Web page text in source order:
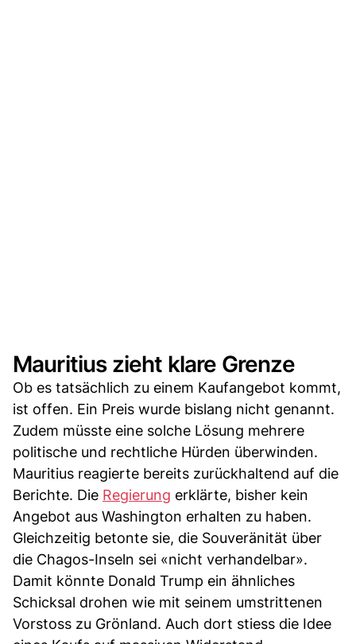
Mauritius zieht klare Grenze
Ob es tatsächlich zu einem Kaufangebot kommt,
ist offen. Ein Preis wurde bislang nicht genannt.
Zudem müsste eine solche Lösung mehrere
politische und rechtliche Hürden überwinden.
Mauritius reagierte bereits zurückhaltend auf die
Berichte. Die Regierung erklärte, bisher kein
Angebot aus Washington erhalten zu haben.
Gleichzeitig betonte sie, die Souveränität über
die Chagos-Inseln sei «nicht verhandelbar».
Damit könnte Donald Trump ein ähnliches
Schicksal drohen wie mit seinem umstrittenen
Vorstoss zu Grönland. Auch dort stiess die Idee